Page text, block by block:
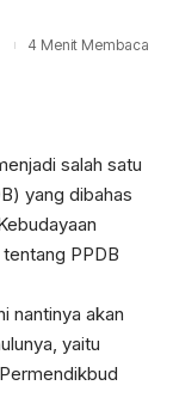
4 Menit Membaca
salah satu
yang dibahas
PPDB
nantinya akan
yaitu